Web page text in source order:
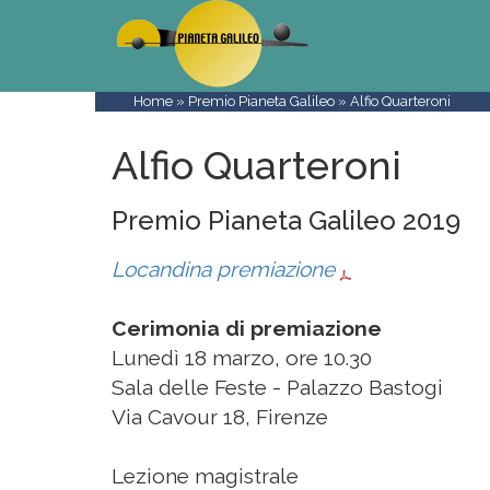
Home » Premio Pianeta Galileo » Alfio Quarteroni
Alfio Quarteroni
Premio Pianeta Galileo 2019
Locandina premiazione
Cerimonia di premiazione
Lunedì 18 marzo, ore 10.30
Sala delle Feste - Palazzo Bastogi
Via Cavour 18, Firenze
Lezione magistrale